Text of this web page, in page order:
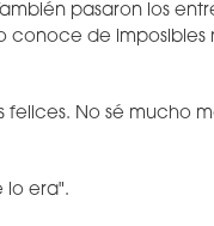
pasaron los
conoce de
felices. No sé mucho
lo era".